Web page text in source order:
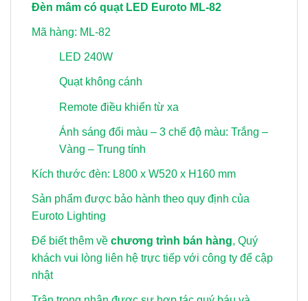
Đèn mâm có quạt LED Euroto ML-82
Mã hàng: ML-82
LED 240W
Quạt không cánh
Remote điều khiển từ xa
Ánh sáng đổi màu – 3 chế độ màu: Trắng –
Vàng – Trung tính
Kích thước đèn: L800 x W520 x H160 mm
Sản phẩm được bảo hành theo quy định của
Euroto Lighting
Để biết thêm về chương trình bán hàng, Quý
khách vui lòng liên hệ trực tiếp với công ty để cập
nhật